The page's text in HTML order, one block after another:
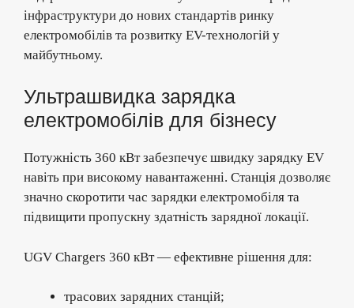
інфраструктури до нових стандартів ринку
електромобілів та розвитку EV-технологій у
майбутньому.
Ультрашвидка зарядка
електромобілів для бізнесу
Потужність 360 кВт забезпечує швидку зарядку EV
навіть при високому навантаженні. Станція дозволяє
значно скоротити час зарядки електромобіля та
підвищити пропускну здатність зарядної локації.
UGV Chargers 360 кВт — ефективне рішення для:
трасових зарядних станцій;